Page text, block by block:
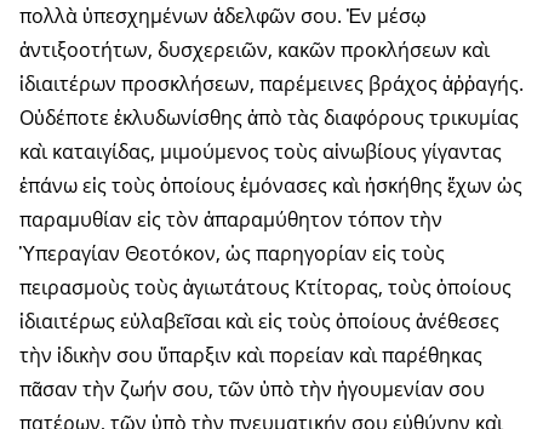
πολλὰ ὑπεσχημένων ἀδελφῶν σου. Ἐν μέσῳ
ἀντιξοοτήτων, δυσχερειῶν, κακῶν προκλήσεων καὶ
ἰδιαιτέρων προσκλήσεων, παρέμεινες βράχος ἀῤῥαγής.
Οὐδέποτε ἐκλυδωνίσθης ἀπὸ τὰς διαφόρους τρικυμίας
καὶ καταιγίδας, μιμούμενος τοὺς αἰνωβίους γίγαντας
ἐπάνω εἰς τοὺς ὁποίους ἐμόνασες καὶ ἠσκήθης ἔχων ὡς
παραμυθίαν εἰς τὸν ἀπαραμύθητον τόπον τὴν
Ὑπεραγίαν Θεοτόκον, ὡς παρηγορίαν εἰς τοὺς
πειρασμοὺς τοὺς ἁγιωτάτους Κτίτορας, τοὺς ὁποίους
ἰδιαιτέρως εὐλαβεῖσαι καὶ εἰς τοὺς ὁποίους ἀνέθεσες
τὴν ἰδικὴν σου ὕπαρξιν καὶ πορείαν καὶ παρέθηκας
πᾶσαν τὴν ζωήν σου, τῶν ὑπὸ τὴν ἡγουμενίαν σου
πατέρων, τῶν ὑπὸ τὴν πνευματικήν σου εὐθύνην καὶ